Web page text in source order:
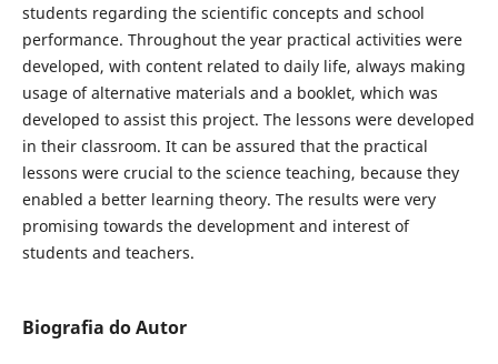
students regarding the scientific concepts and school
performance. Throughout the year practical activities were
developed, with content related to daily life, always making
usage of alternative materials and a booklet, which was
developed to assist this project. The lessons were developed
in their classroom. It can be assured that the practical
lessons were crucial to the science teaching, because they
enabled a better learning theory. The results were very
promising towards the development and interest of
students and teachers.
Biografia do Autor